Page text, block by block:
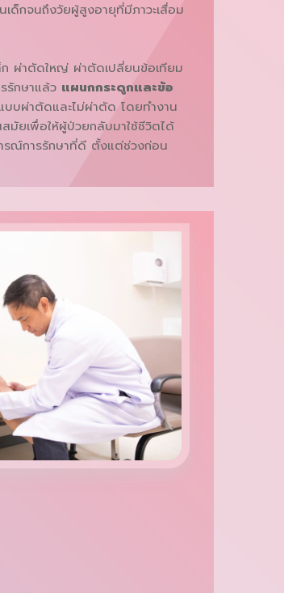
ด็กจนถึงวัยผู้สูงอายุที่มีภาวะเสื่อม
ผ่าตัดใหญ่ ผ่าตัดเปลี่ยนข้อเทียม
รักษาแล้ว แผนกกระดูกและข้อ
บผ่าตัดและไม่ผ่าตัด โดยทำงาน
ยเพื่อให้ผู้ป่วยกลับมาใช้ชีวิตได้
รณ์การรักษาที่ดี ตั้งแต่ช่วงก่อน